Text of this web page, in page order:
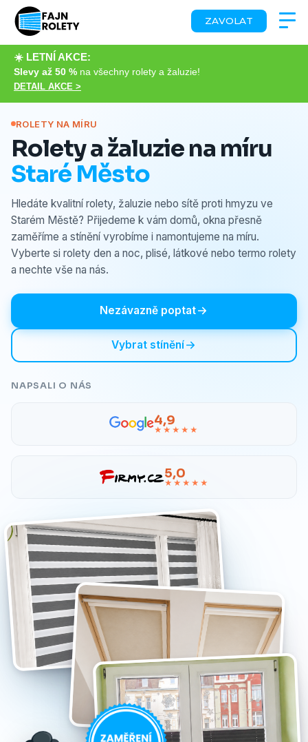
☀️ LETNÍ AKCE:
Slevy až 50 % na všechny rolety a žaluzie!
DETAIL AKCE >
ZAVOLAT
ROLETY NA MÍRU
Rolety a žaluzie na míru
Staré Město
Hledáte kvalitní rolety, žaluzie nebo sítě proti hmyzu ve
Starém Městě? Přijedeme k vám domů, okna přesně
zaměříme a stínění vyrobíme i namontujeme na míru.
Vyberte si rolety den a noc, plisé, látkové nebo termo rolety
a nechte vše na nás.
Nezávazně poptat
Vybrat stínění
NAPSALI O NÁS
4,9
★★★★★
5,0
★★★★★